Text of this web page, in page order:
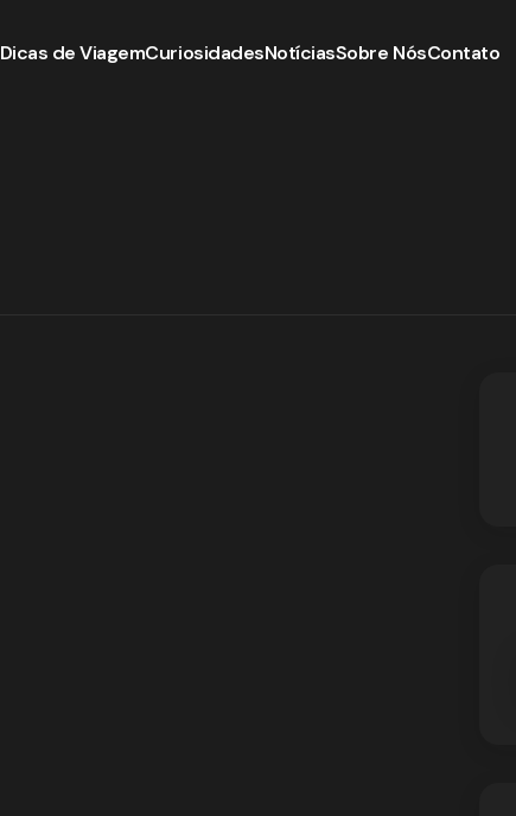
Dicas de ViagemCuriosidadesNotíciasSobre NósContato